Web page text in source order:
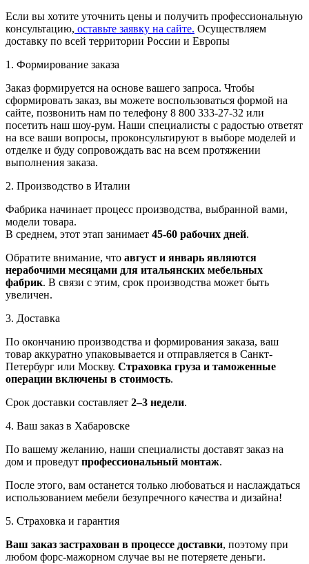
Если вы хотите уточнить цены и получить профессиональную
консультацию, оставьте заявку на сайте. Осуществляем
доставку по всей территории России и Европы
1. Формирование заказа
Заказ формируется на основе вашего запроса. Чтобы
сформировать заказ, вы можете воспользоваться формой на
сайте, позвонить нам по телефону 8 800 333-27-32 или
посетить наш шоу-рум. Наши специалисты с радостью ответят
на все ваши вопросы, проконсультируют в выборе моделей и
отделке и буду сопровождать вас на всем протяжении
выполнения заказа.
2. Производство в Италии
Фабрика начинает процесс производства, выбранной вами,
модели товара.
В среднем, этот этап занимает 45-60 рабочих дней.
Обратите внимание, что август и январь являются
нерабочими месяцами для итальянских мебельных
фабрик. В связи с этим, срок производства может быть
увеличен.
3. Доставка
По окончанию производства и формирования заказа, ваш
товар аккуратно упаковывается и отправляется в Санкт-
Петербург или Москву. Страховка груза и таможенные
операции включены в стоимость.
Срок доставки составляет 2–3 недели.
4. Ваш заказ в Хабаровске
По вашему желанию, наши специалисты доставят заказ на
дом и проведут профессиональный монтаж.
После этого, вам останется только любоваться и наслаждаться
использованием мебели безупречного качества и дизайна!
5. Страховка и гарантия
Ваш заказ застрахован в процессе доставки, поэтому при
любом форс-мажорном случае вы не потеряете деньги.